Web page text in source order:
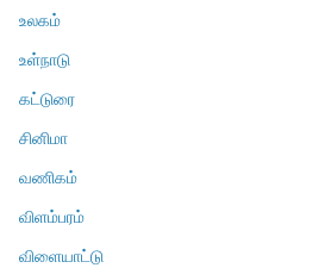
உலகம்
உள்நாடு
கட்டுரை
சினிமா
வணிகம்
விளம்பரம்
விளையாட்டு